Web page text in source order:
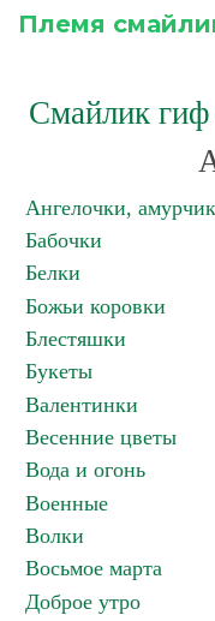
Племя
Смайлик гиф
Ангелочки,
Бабочки
Белки
Божьи коровки
Блестяшки
Букеты
Валентинки
Весенние цветы
Вода и огонь
Военные
Волки
Восьмое марта
Доброе утро